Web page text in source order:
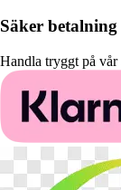
Säker betalning
Handla tryggt på vår